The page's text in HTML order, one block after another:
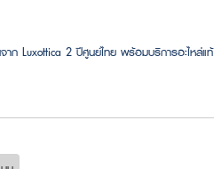
ก Luxottica 2 ปีศูนย์ไทย พร้อมบริการอะไหล่แท้